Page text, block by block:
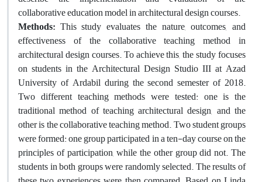
collaborative education model in architectural design courses.
Methods: This study evaluates the nature, outcomes, and
effectiveness of the collaborative teaching method in
architectural design courses. To achieve this, the study focuses
on students in the Architectural Design Studio III at Azad
University of Ardabil during the second semester of 2018.
Two different teaching methods were tested: one is the
traditional method of teaching architectural design, and the
other is the collaborative teaching method. Two student groups
were formed: one group participated in a ten-day course on the
principles of participation, while the other group did not. The
students in both groups were randomly selected. The results of